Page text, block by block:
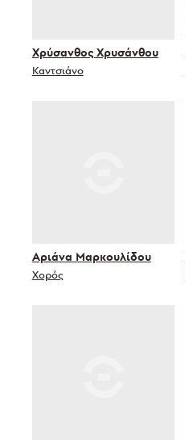
Χρύσανθος Χρυσάνθου
Καντσιάνο
Αριάνα Μαρκουλίδου
Χορός